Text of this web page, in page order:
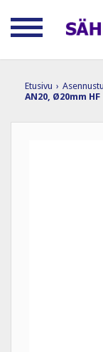
Etusivu ›
AN20, Ø20mm HF